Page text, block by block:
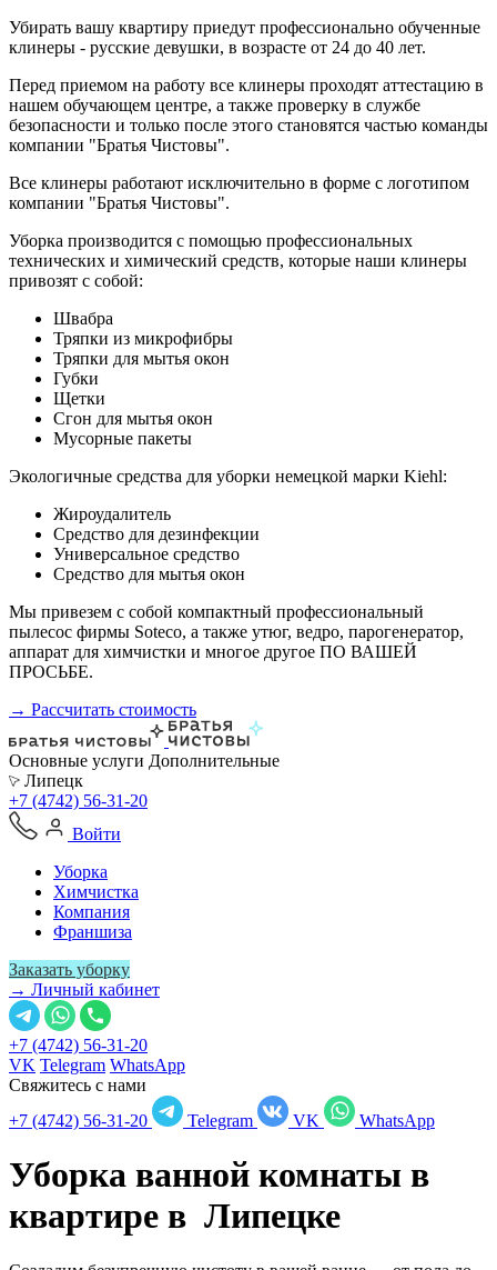
Убирать вашу квартиру приедут профессионально обученные
клинеры - русские девушки, в возрасте от 24 до 40 лет.
Перед приемом на работу все клинеры проходят аттестацию в
нашем обучающем центре, а также проверку в службе
безопасности и только после этого становятся частью команды
компании "Братья Чистовы".
Все клинеры работают исключительно в форме с логотипом
компании "Братья Чистовы".
Уборка производится с помощью профессиональных
технических и химический средств, которые наши клинеры
привозят с собой:
Швабра
Тряпки из микрофибры
Тряпки для мытья окон
Губки
Щетки
Сгон для мытья окон
Мусорные пакеты
Экологичные средства для уборки немецкой марки Kiehl:
Жироудалитель
Средство для дезинфекции
Универсальное средство
Средство для мытья окон
Мы привезем с собой компактный профессиональный
пылесос фирмы Soteco, а также утюг, ведро, парогенератор,
аппарат для химчистки и многое другое ПО ВАШЕЙ
ПРОСЬБЕ.
→ Рассчитать стоимость
Основные услуги Дополнительные
Липецк
+7 (4742) 56-31-20
Войти
Уборка
Химчистка
Компания
Франшиза
Заказать уборку
→ Личный кабинет
+7 (4742) 56-31-20
VK Telegram WhatsApp
Свяжитесь с нами
+7 (4742) 56-31-20
Telegram VK WhatsApp
Уборка ванной комнаты в
квартире в Липецке